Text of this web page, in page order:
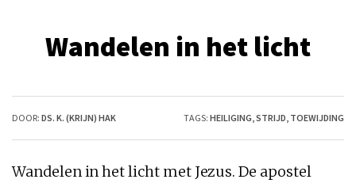
Wandelen in het licht
DOOR: DS. K. (KRIJN) HAK TAGS: HEILIGING STRIJD TOEWIJDING
Wandelen in het licht met Jezus. De apostel